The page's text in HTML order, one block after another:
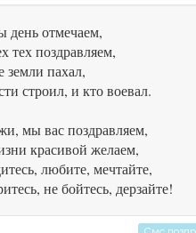
день отмечаем,
тех поздравляем,
пахал,
строил, и кто воевал.
мы вас поздравляем,
красивой желаем,
любите, мечтайте,
не бойтесь, дерзайте!